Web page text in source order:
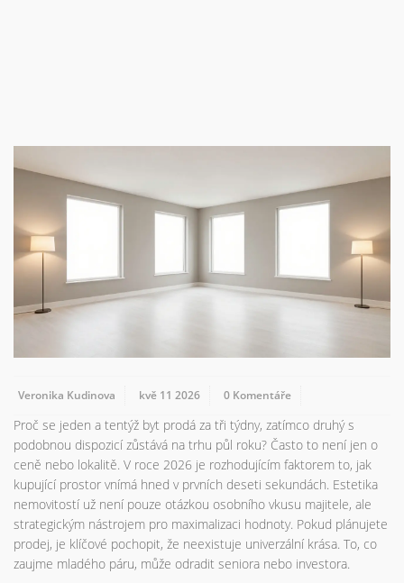
Veronika Kudinova kvě 11 2026 0 Komentáře
Proč se jeden a tentýž byt prodá za tři týdny, zatímco druhý s
podobnou dispozicí zůstává na trhu půl roku? Často to není jen o
ceně nebo lokalitě. V roce 2026 je rozhodujícím faktorem to, jak
kupující prostor vnímá hned v prvních deseti sekundách. Estetika
nemovitostí už není pouze otázkou osobního vkusu majitele, ale
strategickým nástrojem pro maximalizaci hodnoty. Pokud plánujete
prodej, je klíčové pochopit, že neexistuje univerzální krása. To, co
zaujme mladého páru, může odradit seniora nebo investora.